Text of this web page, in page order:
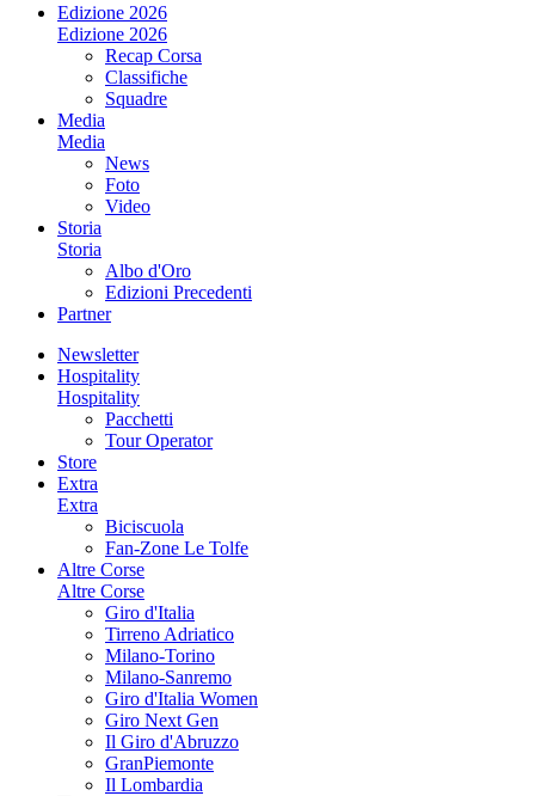
Edizione 2026
Edizione 2026
Recap Corsa
Classifiche
Squadre
Media
Media
News
Foto
Video
Storia
Storia
Albo d'Oro
Edizioni Precedenti
Partner
Newsletter
Hospitality
Hospitality
Pacchetti
Tour Operator
Store
Extra
Extra
Biciscuola
Fan-Zone Le Tolfe
Altre Corse
Altre Corse
Giro d'Italia
Tirreno Adriatico
Milano-Torino
Milano-Sanremo
Giro d'Italia Women
Giro Next Gen
Il Giro d'Abruzzo
GranPiemonte
Il Lombardia